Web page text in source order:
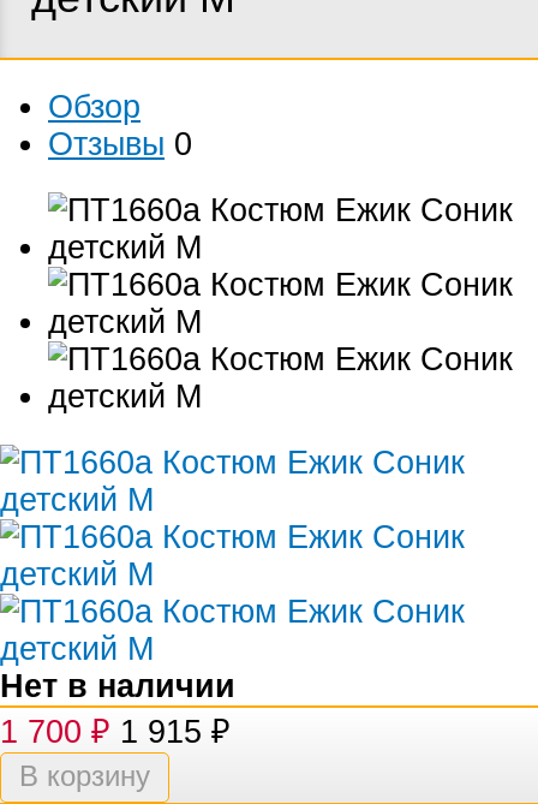
Обзор
Отзывы 0
Нет в наличии
1 700 ₽ 1 915 ₽